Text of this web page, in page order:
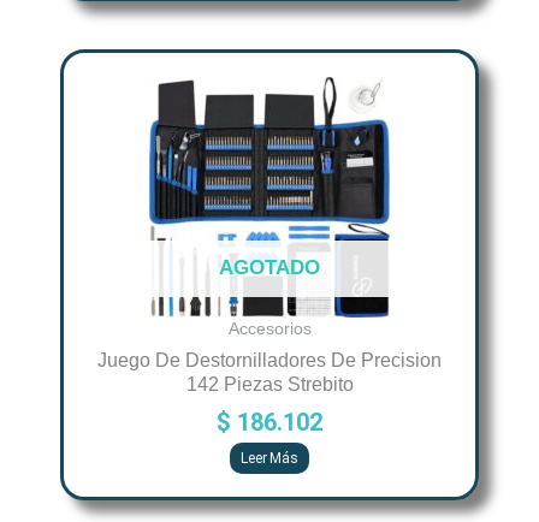
producto
AGOTADO
Accesorios
Juego De Destornilladores De Precision
142 Piezas Strebito
$ 186.102
Leer Más